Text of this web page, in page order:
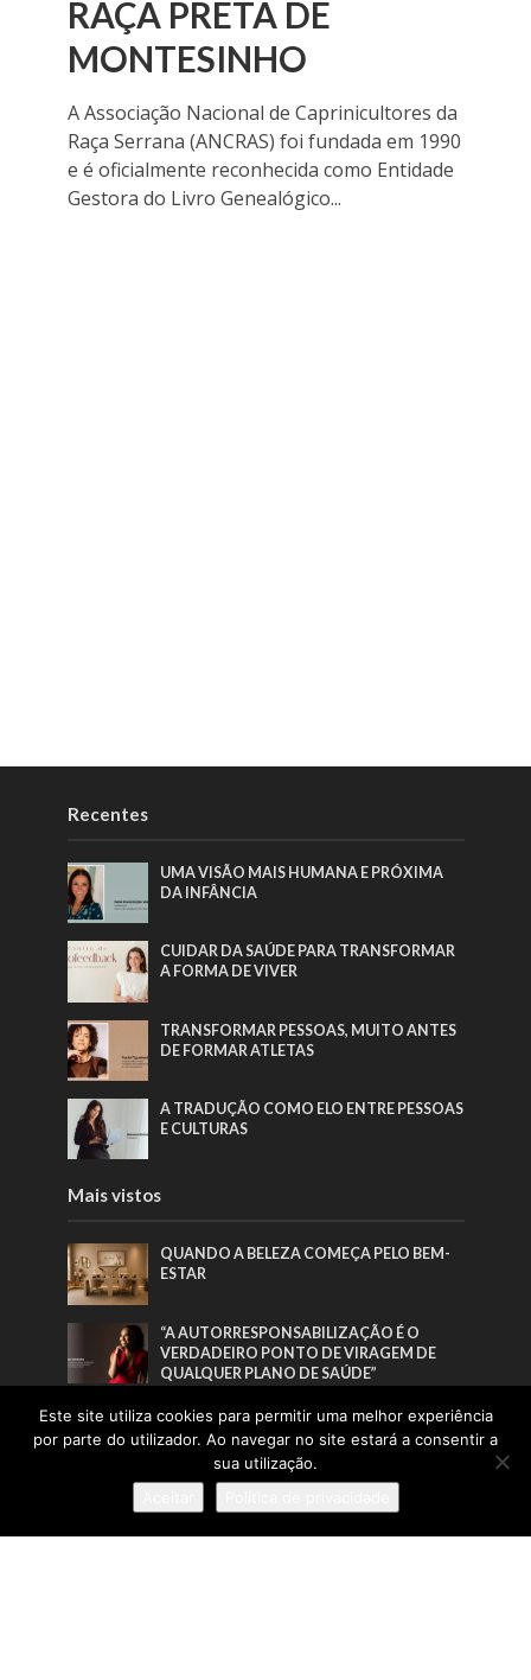
RAÇA PRETA DE
MONTESINHO
A Associação Nacional de Caprinicultores da
Raça Serrana (ANCRAS) foi fundada em 1990
e é oficialmente reconhecida como Entidade
Gestora do Livro Genealógico...
Recentes
UMA VISÃO MAIS HUMANA E PRÓXIMA
DA INFÂNCIA
CUIDAR DA SAÚDE PARA TRANSFORMAR
A FORMA DE VIVER
TRANSFORMAR PESSOAS, MUITO ANTES
DE FORMAR ATLETAS
A TRADUÇÃO COMO ELO ENTRE PESSOAS
E CULTURAS
Mais vistos
QUANDO A BELEZA COMEÇA PELO BEM-
ESTAR
“A AUTORRESPONSABILIZAÇÃO É O
VERDADEIRO PONTO DE VIRAGEM DE
QUALQUER PLANO DE SAÚDE”
“O FUTURO DO TRABALHO CONSTRÓI-SE
POR QUEM SE ATREVE A LIDERAR O
PRESENTE”
TRANSFORMAR IDEIAS EM IDENTIDADE
Este site utiliza cookies para permitir uma melhor experiência
por parte do utilizador. Ao navegar no site estará a consentir a
sua utilização.